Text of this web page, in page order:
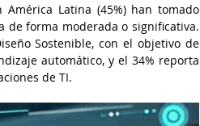
Latina (45%) han tomado
de forma moderada o significativa.
Sostenible, con el objetivo de
automático, y el 34% reporta
de TI.